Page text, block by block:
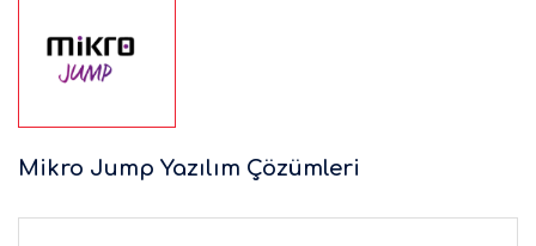
Mikro Jump Yazılım Çözümleri